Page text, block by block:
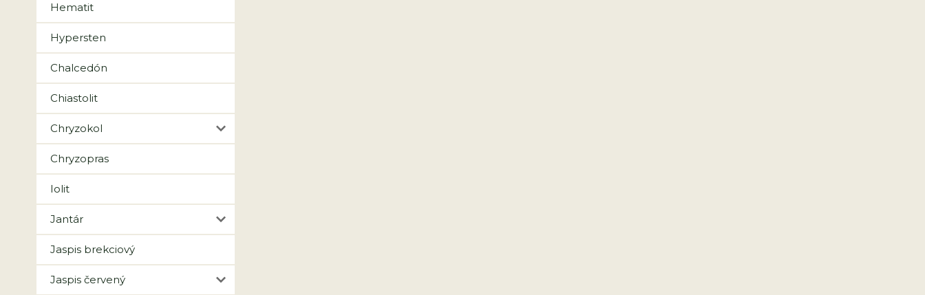
Hematit
Hypersten
Chalcedón
Chiastolit
Chryzokol
Chryzopras
Iolit
Jantár
Jaspis brekciový
Jaspis červený